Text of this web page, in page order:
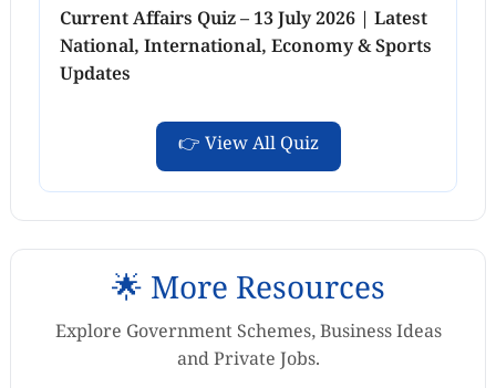
Current Affairs Quiz – 13 July 2026 | Latest
National, International, Economy & Sports
Updates
👉 View All Quiz
🌟 More Resources
Explore Government Schemes, Business Ideas
and Private Jobs.